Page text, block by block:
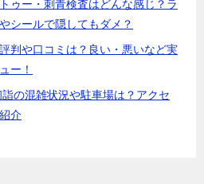
ゥー・刺青検査はどんな感じ？ラ
シールで隠してもダメ？
判や口コミは？良い・悪いなど実
ー！
の混雑状況や駐車場は？アクセ
介